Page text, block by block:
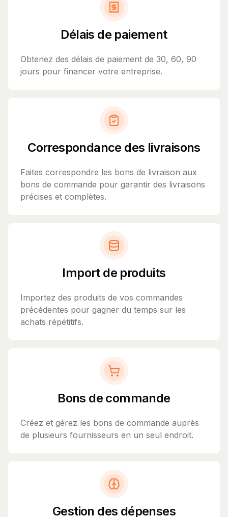
Délais de paiement
Obtenez des délais de paiement de 30, 60, 90
jours pour financer votre entreprise.
Correspondance des livraisons
Faites correspondre les bons de livraison aux
bons de commande pour garantir des livraisons
précises et complètes.
Import de produits
Importez des produits de vos commandes
précédentes pour gagner du temps sur les
achats répétitifs.
Bons de commande
Créez et gérez les bons de commande auprès
de plusieurs fournisseurs en un seul endroit.
Gestion des dépenses